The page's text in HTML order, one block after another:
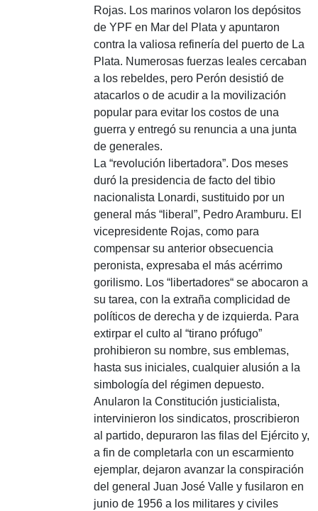
Rojas. Los marinos volaron los depósitos
de YPF en Mar del Plata y apuntaron
contra la valiosa refinería del puerto de La
Plata. Numerosas fuerzas leales cercaban
a los rebeldes, pero Perón desistió de
atacarlos o de acudir a la movilización
popular para evitar los costos de una
guerra y entregó su renuncia a una junta
de generales.
La “revolución libertadora”. Dos meses
duró la presidencia de facto del tibio
nacionalista Lonardi, sustituido por un
general más “liberal”, Pedro Aramburu. El
vicepresidente Rojas, como para
compensar su anterior obsecuencia
peronista, expresaba el más acérrimo
gorilismo. Los “libertadores“ se abocaron a
su tarea, con la extraña complicidad de
políticos de derecha y de izquierda. Para
extirpar el culto al “tirano prófugo”
prohibieron su nombre, sus emblemas,
hasta sus iniciales, cualquier alusión a la
simbología del régimen depuesto.
Anularon la Constitución justicialista,
intervinieron los sindicatos, proscribieron
al partido, depuraron las filas del Ejército y,
a fin de completarla con un escarmiento
ejemplar, dejaron avanzar la conspiración
del general Juan José Valle y fusilaron en
junio de 1956 a los militares y civiles